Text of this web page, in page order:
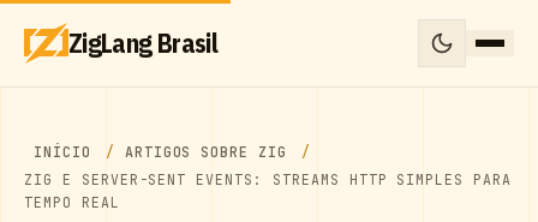
ZigLang Brasil
INÍCIO
ARTIGOS SOBRE ZIG
ZIG E SERVER-SENT EVENTS: STREAMS HTTP SIMPLES PARA
TEMPO REAL